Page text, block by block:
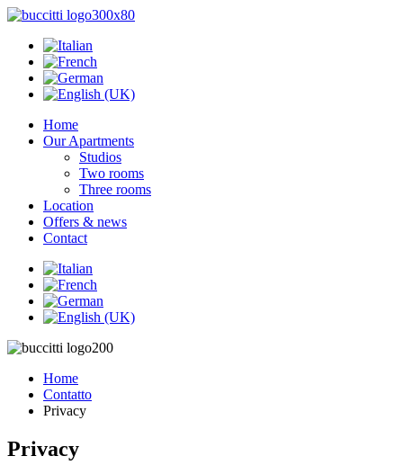
Home
Our Apartments
Studios
Two rooms
Three rooms
Location
Offers & news
Contact
Home
Contatto
Privacy
Privacy